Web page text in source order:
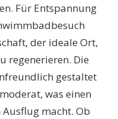
Für Entspannung
der ideale Ort,
regenerieren. Die
gestaltet
was einen
macht. Ob